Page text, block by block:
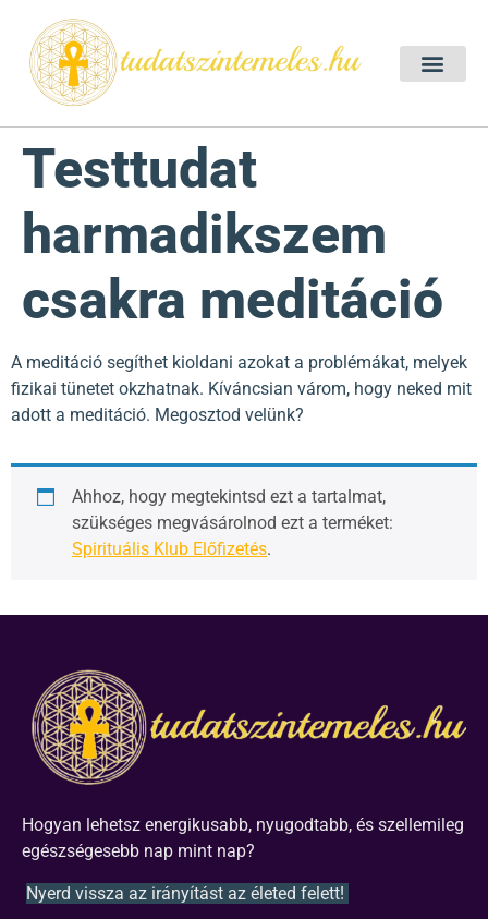
Testtudat
harmadikszem
csakra meditáció
A meditáció segíthet kioldani azokat a problémákat, melyek
fizikai tünetet okzhatnak. Kíváncsian várom, hogy neked mit
adott a meditáció. Megosztod velünk?
Ahhoz, hogy megtekintsd ezt a tartalmat,
szükséges megvásárolnod ezt a terméket:
Spirituális Klub Előfizetés.
Hogyan lehetsz energikusabb, nyugodtabb, és szellemileg
egészségesebb nap mint nap?
Nyerd vissza az irányítást az életed felett!